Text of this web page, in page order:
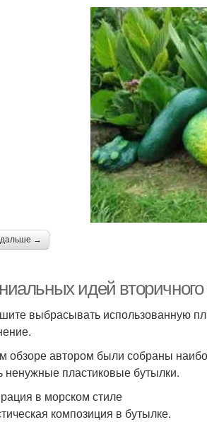
дальше →
идей
выбрасывать использованную
обзоре автором были собраны
ненужные пластиковые бутылки.
в морском стиле
композиция в бутылке.